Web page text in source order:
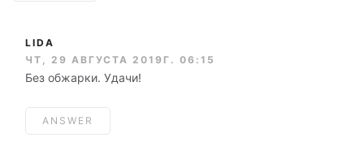
LIDA
ЧТ, 29 АВГУСТА 2019Г. 06:15
Без обжарки. Удачи!
ANSWER